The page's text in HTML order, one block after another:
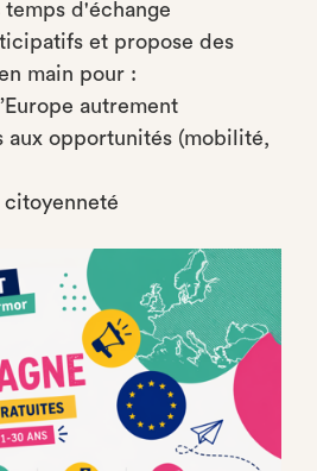
d'échange
et propose des
main pour :
autrement
aux opportunités (mobilité,